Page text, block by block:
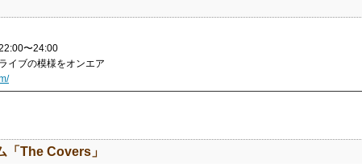
〜24:00
イブの模様をオンエア
「The Covers」